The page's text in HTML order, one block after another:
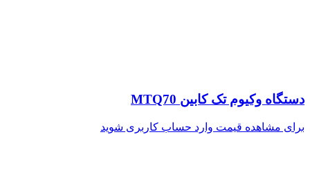
دستگاه وکیوم تک کابین MTQ70
برای مشاهده قیمت وارد حساب کاربری شوید